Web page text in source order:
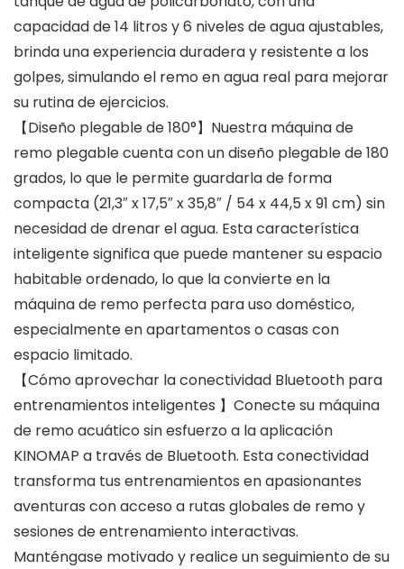
capacidad de 14 litros y 6 niveles de agua ajustables,
brinda una experiencia duradera y resistente a los
golpes, simulando el remo en agua real para mejorar
su rutina de ejercicios.
【Diseño plegable de 180°】Nuestra máquina de
remo plegable cuenta con un diseño plegable de 180
grados, lo que le permite guardarla de forma
compacta (21,3″ x 17,5″ x 35,8″ / 54 x 44,5 x 91 cm) sin
necesidad de drenar el agua. Esta característica
inteligente significa que puede mantener su espacio
habitable ordenado, lo que la convierte en la
máquina de remo perfecta para uso doméstico,
especialmente en apartamentos o casas con
espacio limitado.
【Cómo aprovechar la conectividad Bluetooth para
entrenamientos inteligentes 】Conecte su máquina
de remo acuático sin esfuerzo a la aplicación
KINOMAP a través de Bluetooth. Esta conectividad
transforma tus entrenamientos en apasionantes
aventuras con acceso a rutas globales de remo y
sesiones de entrenamiento interactivas.
Manténgase motivado y realice un seguimiento de su